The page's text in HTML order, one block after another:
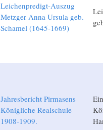
Leichenpredigt-Auszug
Metzger Anna Ursula geb.
Schamel (1645-1669)
Jahresbericht Pirmasens
Königliche Realschule
1908-1909.